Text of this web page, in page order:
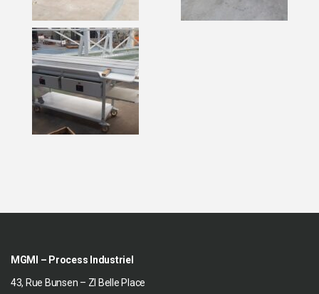
MGMI – Process Industriel
43, Rue Bunsen – ZI Belle Place